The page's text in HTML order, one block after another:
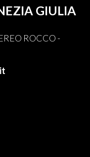
GIULIA
ROCCO -